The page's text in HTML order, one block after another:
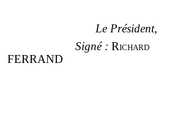
Le Président,
Signé : Richard
FERRAND